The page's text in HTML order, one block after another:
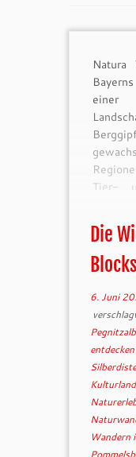
Natura
einer
Tier-
als
Die
6. Juni
Pegnitzalb
entdecken
Wandern